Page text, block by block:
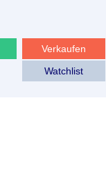
Verkaufen
Watchlist